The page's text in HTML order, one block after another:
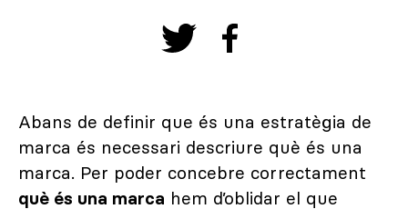
Abans de definir que és una estratègia de
marca és necessari descriure què és una
marca. Per poder concebre correctament
què és una marca hem d’oblidar el que